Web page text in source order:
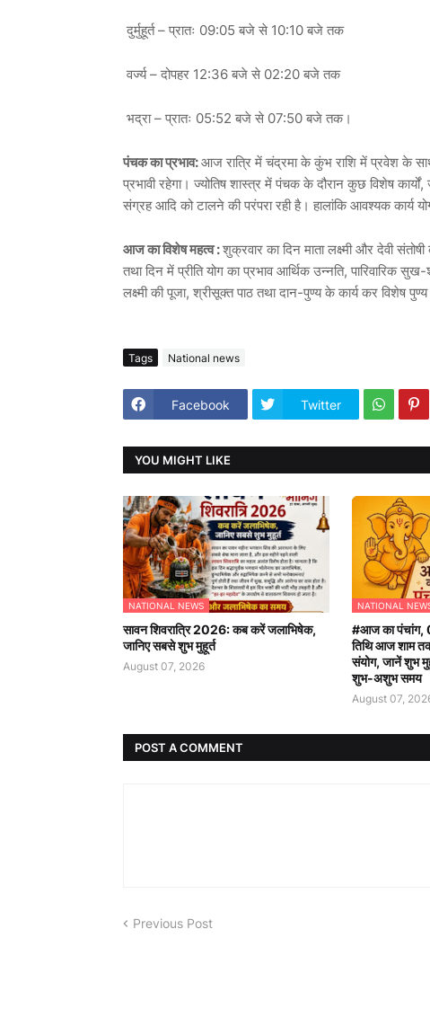
दुर्मुहूर्त – प्रातः 09:05 बजे से 10:10 बजे तक
वर्ज्य – दोपहर 12:36 बजे से 02:20 बजे तक
भद्रा – प्रातः 05:52 बजे से 07:50 बजे तक।
पंचक का प्रभाव:आज रात्रि में चंद्रमा के कुंभ राशि में प्रवेश के
प्रभावी रहेगा। ज्योतिष शास्त्र में पंचक के दौरान कुछ विशेष
संग्रह आदि को टालने की परंपरा रही है। हालांकि आवश्यक कार्य
आज का विशेष महत्व :शुक्रवार का दिन माता लक्ष्मी और देवी संतोषी
तथा दिन में प्रीति योग का प्रभाव आर्थिक उन्नति,
लक्ष्मी की पूजा, श्रीसूक्त पाठ तथा दान-पुण्य के कार्य कर विशेष
Tags National news
Facebook Twitter
YOU MIGHT LIKE
NATIONAL NEWS
सावन शिवरात्रि 2026: कब करें जलाभिषेक,
जानिए सबसे शुभ मुहूर्त
August 07, 2026
NATIONAL
#आज का पंचांग,
तिथि आज शाम
संयोग, जानें शुभ
शुभ-अशुभ समय
August 07,
POST A COMMENT
Previous Post